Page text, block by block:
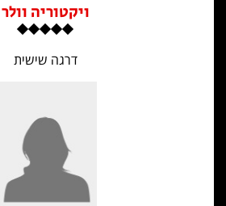
ויקטוריה וולר
דרגה שישית